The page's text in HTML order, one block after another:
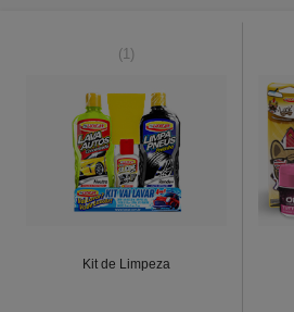
(1)
Kit de Limpeza